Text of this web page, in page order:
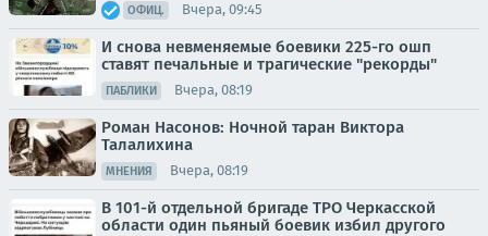
ОФИЦ. Вчера, 09:45
И снова невменяемые боевики 225-го ошп
ставят печальные и трагические "рекорды"
ПАБЛИКИ Вчера, 08:19
Роман Насонов: Ночной таран Виктора
Талалихина
МНЕНИЯ Вчера, 08:19
В 101-й отдельной бригаде ТРО Черкасской
области один пьяный боевик избил другого